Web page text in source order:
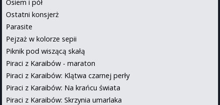
Osiem i pół
Ostatni konsjerż
Parasite
Pejzaż w kolorze sepii
Piknik pod wiszącą skałą
Piraci z Karaibów - maraton
Piraci z Karaibów: Klątwa czarnej perły
Piraci z Karaibów: Na krańcu świata
Piraci z Karaibów: Skrzynia umarlaka